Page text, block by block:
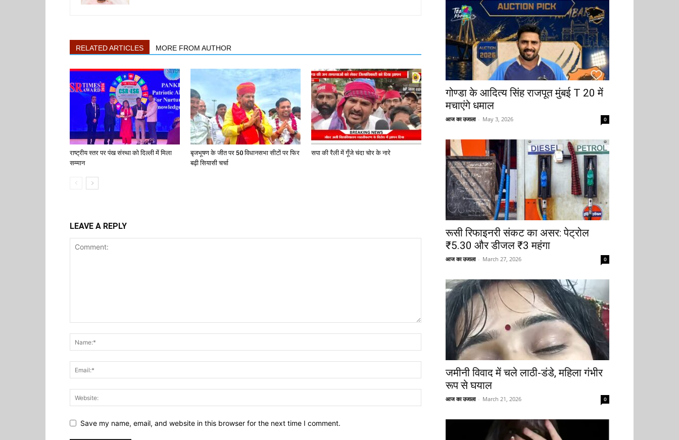
RELATED ARTICLES MORE FROM AUTHOR
राष्ट्रीय स्तर पर पंख संस्था को दिल्ली में मिला
सम्मान
बृजभूषण के जीत पर 50 विधानसभा सीटों पर फिर
बढ़ी सियासी चर्चा
सपा की रैली में गूँजे चंदा चोर के नारे
LEAVE A REPLY
Save my name, email, and website in this browser for the next time I comment.
गोण्डा के आदित्य सिंह राजपूत मुंबई T 20 में
मचाएंगे धमाल
आज का उजाला - May 3, 2026 0
रूसी रिफाइनरी संकट का असर: पेट्रोल
₹5.30 और डीजल ₹3 महंगा
आज का उजाला - March 27, 2026 0
जमीनी विवाद में चले लाठी-डंडे, महिला गंभीर
रूप से घयाल
आज का उजाला - March 21, 2026 0